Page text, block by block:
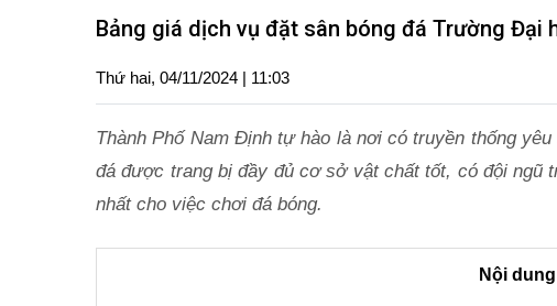
Bảng giá dịch vụ đặt sân bóng đá Trường Đại
Thứ hai, 04/11/2024 | 11:03
Thành Phố Nam Định tự hào là nơi có truyền thống
đá được trang bị đầy đủ cơ sở vật chất tốt, có đội ngũ
nhất cho việc chơi đá bóng.
Nội